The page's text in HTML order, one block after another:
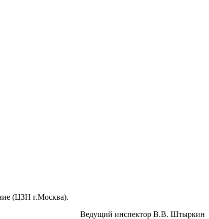
(ЦЗН г.Москва).
Ведущий инспектор В.В. Штыркин